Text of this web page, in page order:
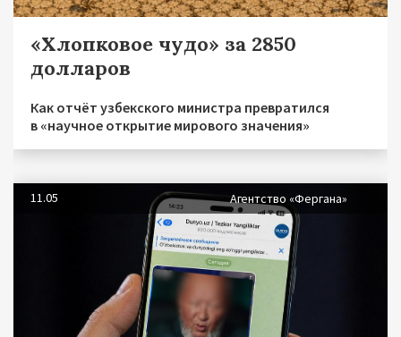
«Хлопковое чудо» за 2850
долларов
Как отчёт узбекского министра превратился
в «научное открытие мирового значения»
11.05 Агентство «Фергана»